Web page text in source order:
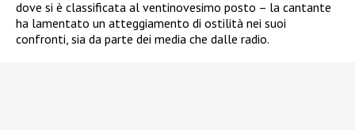
dove si è classificata al ventinovesimo posto – la cantante
ha lamentato un atteggiamento di ostilità nei suoi
confronti, sia da parte dei media che dalle radio.